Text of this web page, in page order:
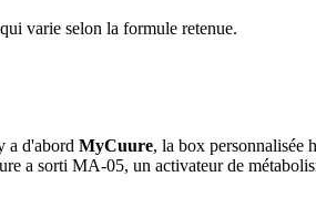
varie selon la formule retenue.
a d'abord MyCuure, la box personnalisée
a sorti MA-05, un activateur de